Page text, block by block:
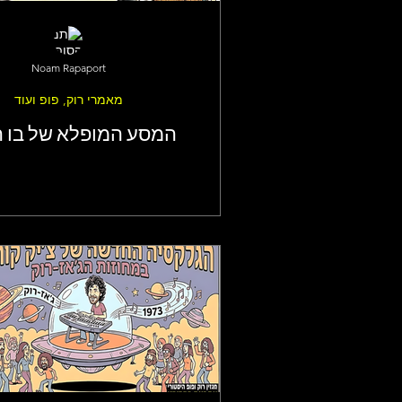
המסע המופלא של בו
מאמרי רוק, פופ ועוד
Noam Rapaport